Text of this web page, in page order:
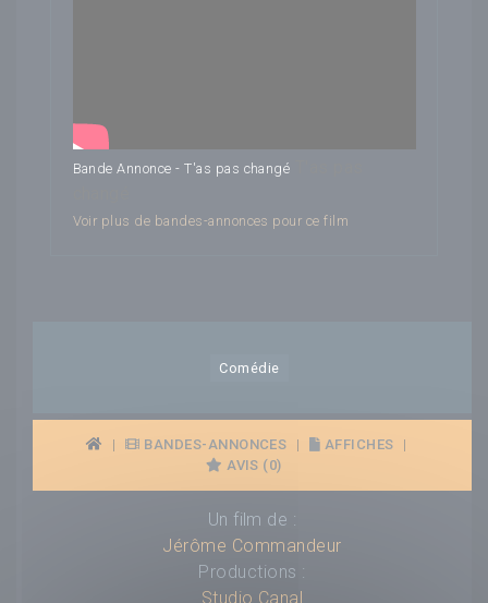
Bande Annonce - T'as pas changé
Voir plus de bandes-annonces pour ce film
Comédie
| BANDES-ANNONCES | AFFICHES
|
AVIS (0)
Un film de :
Jérôme Commandeur
Productions :
Studio Canal